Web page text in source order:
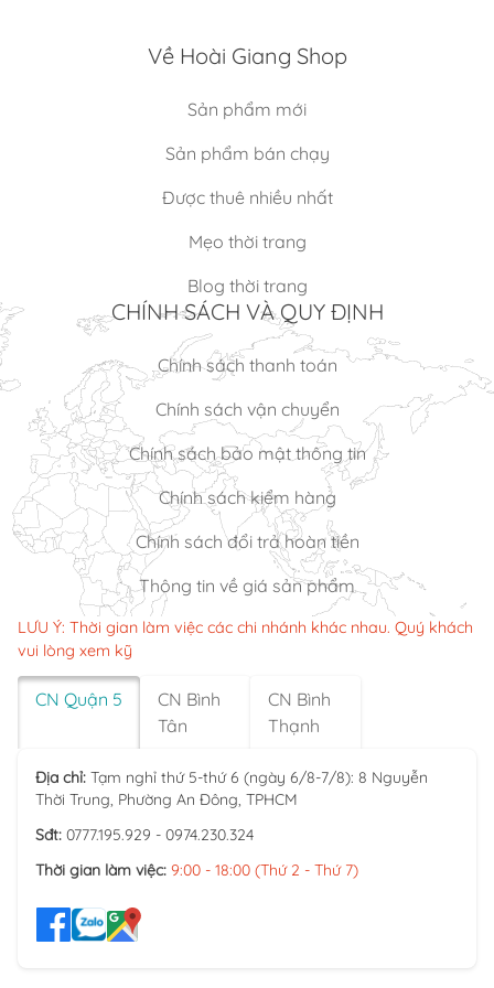
Về Hoài Giang Shop
Sản phẩm mới
Sản phẩm bán chạy
Được thuê nhiều nhất
Mẹo thời trang
Blog thời trang
CHÍNH SÁCH VÀ QUY ĐỊNH
Chính sách thanh toán
Chính sách vận chuyển
Chính sách bảo mật thông tin
Chính sách kiểm hàng
Chính sách đổi trả hoàn tiền
Thông tin về giá sản phẩm
LƯU Ý: Thời gian làm việc các chi nhánh khác nhau. Quý khách
vui lòng xem kỹ
CN Quận 5
CN Bình
Tân
CN Bình
Thạnh
Địa chỉ: Tạm nghỉ thứ 5-thứ 6 (ngày 6/8-7/8): 8 Nguyễn
Thời Trung, Phường An Đông, TPHCM
Sđt: 0777.195.929 - 0974.230.324
Thời gian làm việc: 9:00 - 18:00 (Thứ 2 - Thứ 7)